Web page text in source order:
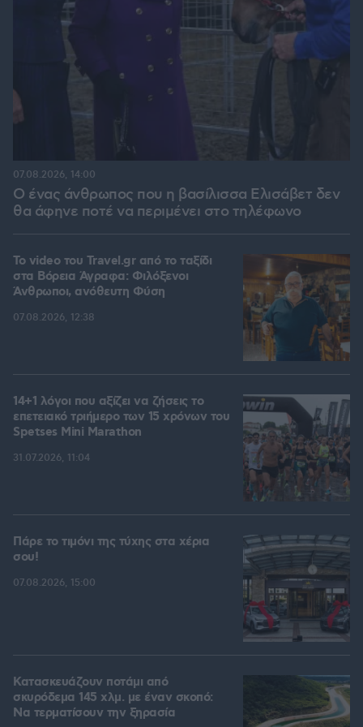
Ο ένας άνθρωπος που η βασίλισσα Ελισάβετ δεν
θα άφηνε ποτέ να περιμένει στο τηλέφωνο
07.08.2026, 14:00
To video του Travel.gr από το ταξίδι
στα Βόρεια Άγραφα: Φιλόξενοι
Άνθρωποι, ανόθευτη Φύση
07.08.2026, 12:38
14+1 λόγοι που αξίζει να ζήσεις το
επετειακό τριήμερο των 15 χρόνων του
Spetses Mini Marathon
31.07.2026, 11:04
Πάρε το τιμόνι της τύχης στα χέρια
σου!
07.08.2026, 15:00
Κατασκευάζουν ποτάμι από
σκυρόδεμα 145 χλμ. με έναν σκοπό:
Να τερματίσουν την ξηρασία